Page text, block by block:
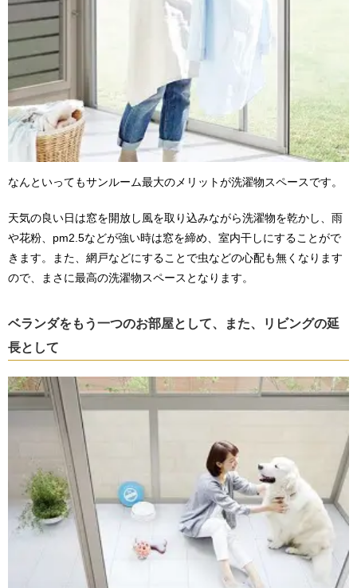
なんといってもサンルーム最大のメリットが洗濯物スペースです。
天気の良い日は窓を開放し風を取り込みながら洗濯物を乾かし、雨
や花粉、pm2.5などが強い時は窓を締め、室内干しにすることがで
きます。また、網戸などにすることで虫などの心配も無くなります
ので、まさに最高の洗濯物スペースとなります。
ベランダをもう一つのお部屋として、また、リビングの延
長として